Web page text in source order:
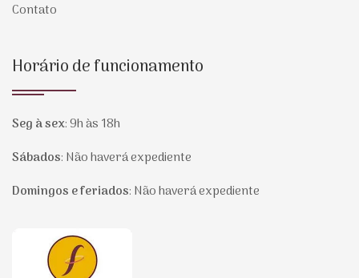
Contato
Horário de funcionamento
Seg à sex:9h às 18h
Sábados: Não haverá expediente
Domingos e feriados: Não haverá expediente
Página inicial